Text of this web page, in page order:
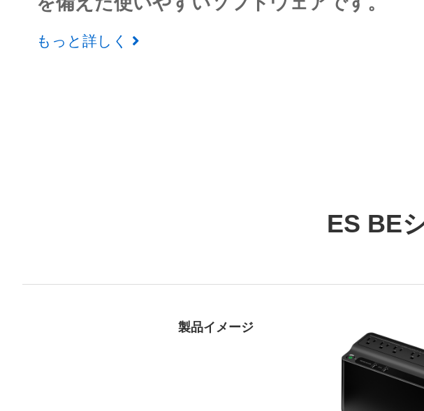
もっと詳しく
ES BE
製品イメージ